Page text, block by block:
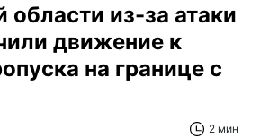
области из-за атаки
движение к
на границе с
2 мин